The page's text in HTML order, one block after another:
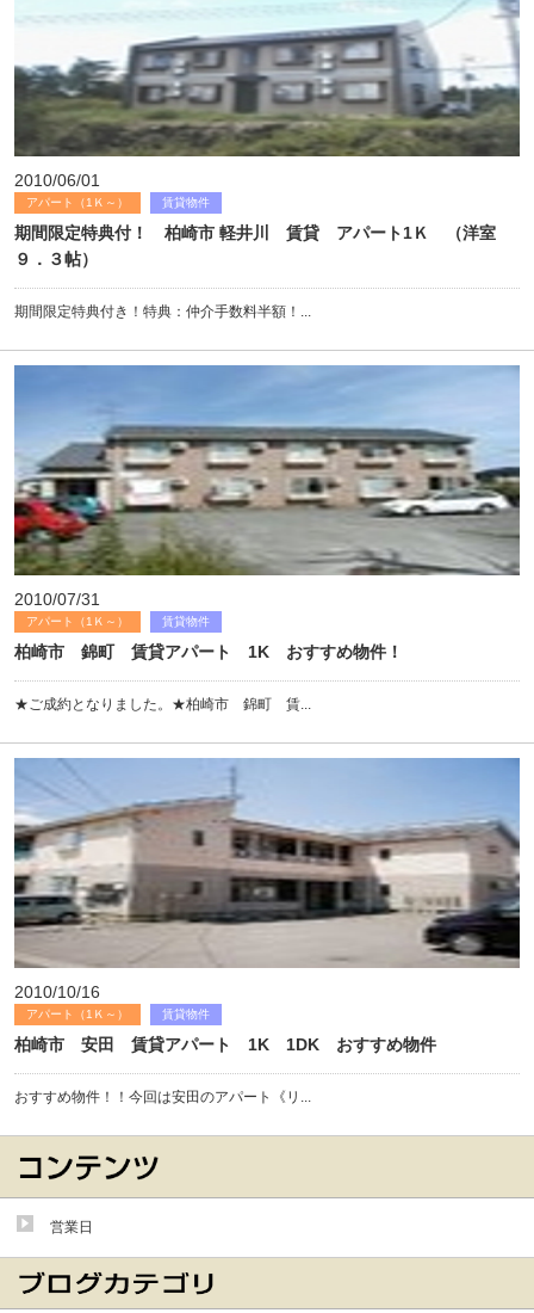
2010/06/01
アパート（1Ｋ～） 賃貸物件
期間限定特典付！ 柏崎市 軽井川 賃貸 アパート1Ｋ （洋室
９．３帖）
期間限定特典付き！特典：仲介手数料半額！...
2010/07/31
アパート（1Ｋ～） 賃貸物件
柏崎市 錦町 賃貸アパート 1K おすすめ物件！
★ご成約となりました。★柏崎市 錦町 賃...
2010/10/16
アパート（1Ｋ～） 賃貸物件
柏崎市 安田 賃貸アパート 1K 1DK おすすめ物件
おすすめ物件！！今回は安田のアパート《リ...
営業日